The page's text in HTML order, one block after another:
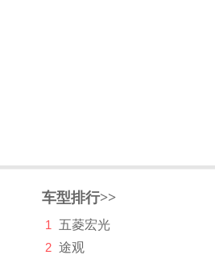
车型排行>>
1 五菱宏光
2 途观